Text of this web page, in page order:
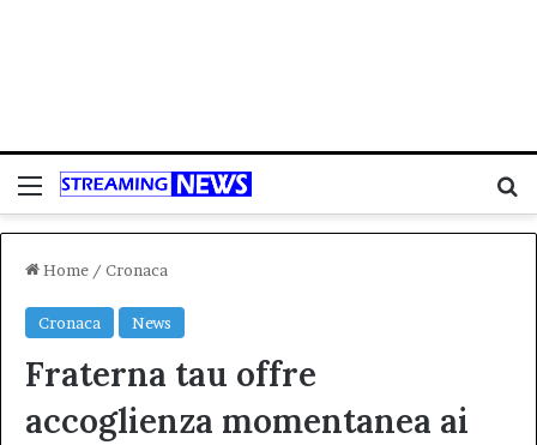
Menu
Home / Cronaca
Cronaca News
Fraterna tau offre
accoglienza momentanea ai